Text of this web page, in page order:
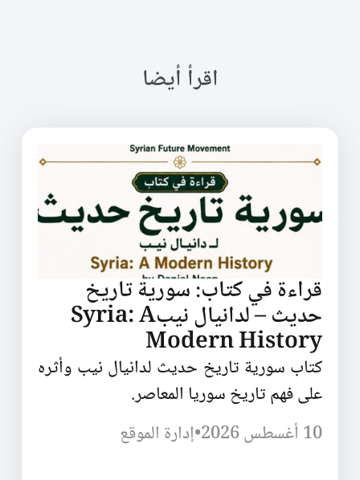
اقرأ أيضا
قراءة في كتاب: سورية تاريخ
حديث – لدانيال نيبSyria: A
Modern History
كتاب سورية تاريخ حديث لدانيال نيب وأثره
على فهم تاريخ سوريا المعاصر.
10 أغسطس 2026
•إدارة الموقع